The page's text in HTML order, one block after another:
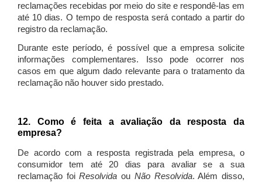
reclamações recebidas por meio do site e respondê-las em
até 10 dias. O tempo de resposta será contado a partir do
registro da reclamação.
Durante este período, é possível que a empresa solicite
informações complementares. Isso pode ocorrer nos
casos em que algum dado relevante para o tratamento da
reclamação não houver sido prestado.
12. Como é feita a avaliação da resposta da
empresa?
De acordo com a resposta registrada pela empresa, o
consumidor tem até 20 dias para avaliar se a sua
reclamação foiResolvida ou Não Resolvida. Além disso,